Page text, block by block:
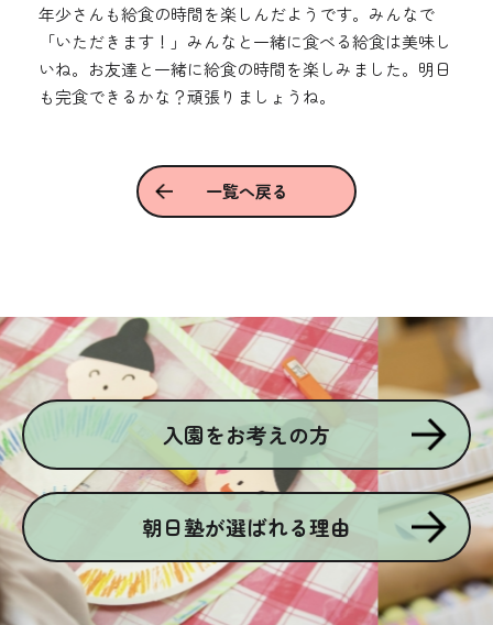
年少さんも給食の時間を楽しんだようです。みんなで
「いただきます！」みんなと一緒に食べる給食は美味し
いね。お友達と一緒に給食の時間を楽しみました。明日
も完食できるかな？頑張りましょうね。
一覧へ戻る
入園をお考えの方
朝日塾が選ばれる理由